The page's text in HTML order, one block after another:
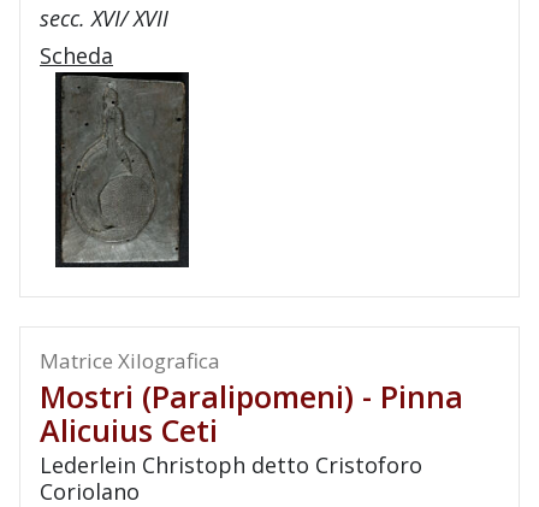
secc. XVI/ XVII
Scheda
Matrice Xilografica
Mostri (paralipomeni) - Pinna
Alicuius Ceti
Lederlein Christoph detto Cristoforo
Coriolano